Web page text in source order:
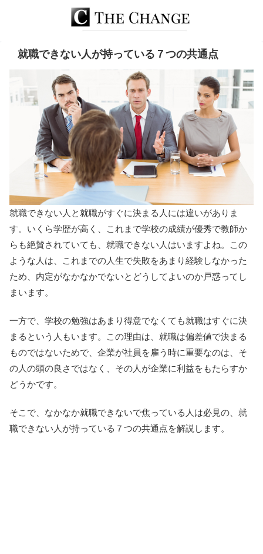
就職できない人が持っている７つの共通点
就職できない人と就職がすぐに決まる人には違いがありま
す。いくら学歴が高く、これまで学校の成績が優秀で教師か
らも絶賛されていても、就職できない人はいますよね。この
ような人は、これまでの人生で失敗をあまり経験しなかった
ため、内定がなかなかでないとどうしてよいのか戸惑ってし
まいます。
一方で、学校の勉強はあまり得意でなくても就職はすぐに決
まるという人もいます。この理由は、就職は偏差値で決まる
ものではないためで、企業が社員を雇う時に重要なのは、そ
の人の頭の良さではなく、その人が企業に利益をもたらすか
どうかです。
そこで、なかなか就職できないで焦っている人は必見の、就
職できない人が持っている７つの共通点を解説します。